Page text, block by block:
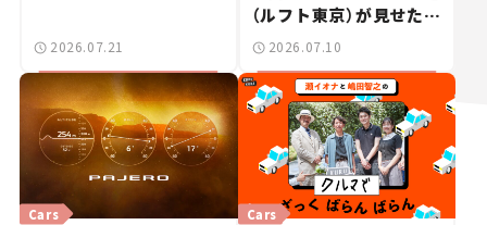
2026.07.21
（ルフト東京）が見せた奇
跡の一日——ハッサンの
信 #2
2026.07.10
Cars Cars